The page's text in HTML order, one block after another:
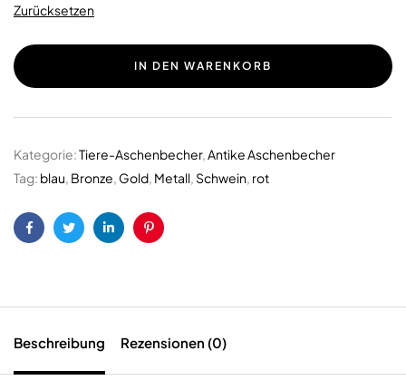
Zurücksetzen
IN DEN WARENKORB
Kategorie:Tiere-Aschenbecher,Antike Aschenbecher
Tag: blau, Bronze, Gold, Metall, Schwein, rot
FacebookTwitterLinkedInPinterest
Beschreibung Rezensionen (0)